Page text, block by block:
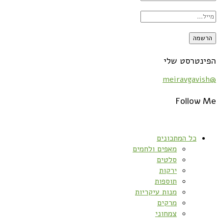
הפינטרסט שלי
@meiravgavish
Follow Me
כל המתכונים
מאפים ולחמים
סלטים
ירקות
תוספות
מנות עיקריות
מרקים
צמחוני